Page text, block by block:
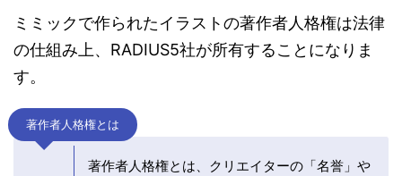
ミミックで作られたイラストの著作者人格権は法律
の仕組み上、RADIUS5社が所有することになりま
す。
著作者人格権とは
著作者人格権とは、クリエイターの「名誉」や